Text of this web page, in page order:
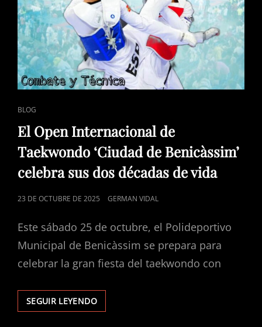
ENLACES
DE
CATEGORÍAS
BLOG
El Open Internacional de
Taekwondo ‘Ciudad de Benicàssim’
celebra sus dos décadas de vida
PUBLICADO
23 DE OCTUBRE DE 2025 GERMAN VIDAL
Este sábado 25 de octubre, el Polideportivo
Municipal de Benicàssim se prepara para
celebrar la gran fiesta del taekwondo con
SEGUIR LEYENDOEL
OPEN